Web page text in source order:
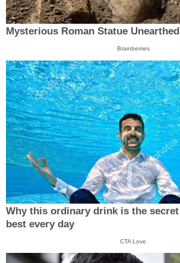
Mysterious Roman Statue
Brainberries
Why this ordinary drink is the
best every day
CTA Love